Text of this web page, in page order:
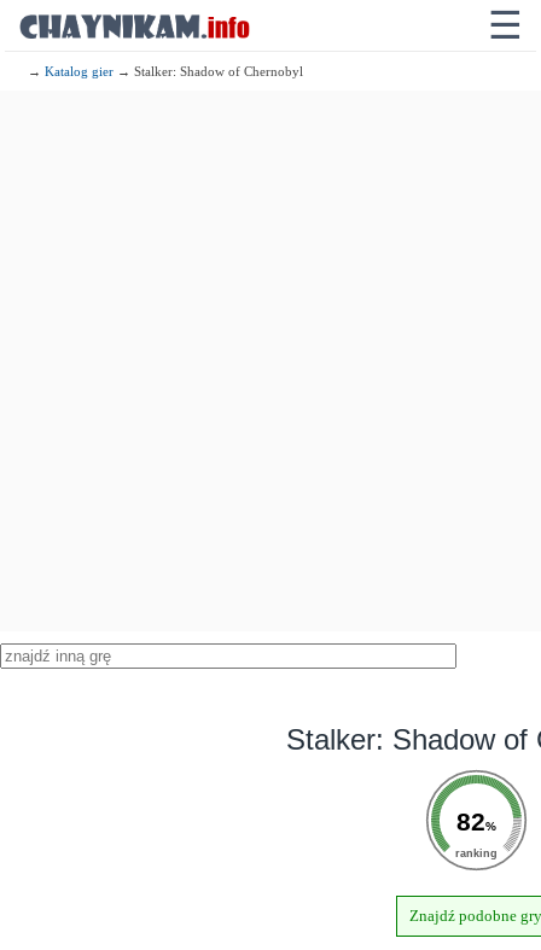
☰
→Katalog gier → Stalker: Shadow of Chernobyl
Stalker: Shadow of
82%
ranking
Znajdź podobne